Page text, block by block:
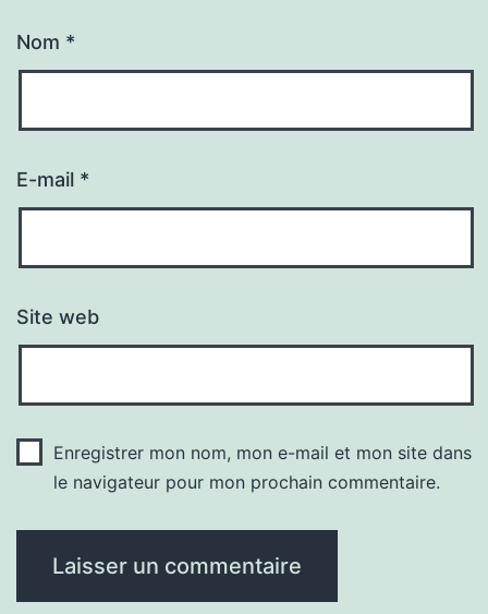
Nom *
E-mail *
Site web
Enregistrer mon nom, mon e-mail et mon site dans
le navigateur pour mon prochain commentaire.